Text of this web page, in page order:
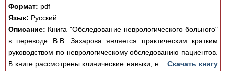
Формат: pdf
Язык: Русский
Описание: Книга "Обследование неврологического больного"
в переводе В.В. Захарова является практическим кратким
руководством по неврологическому обследованию пациентов.
В книге рассмотрены клинические навыки, н... Скачать книгу